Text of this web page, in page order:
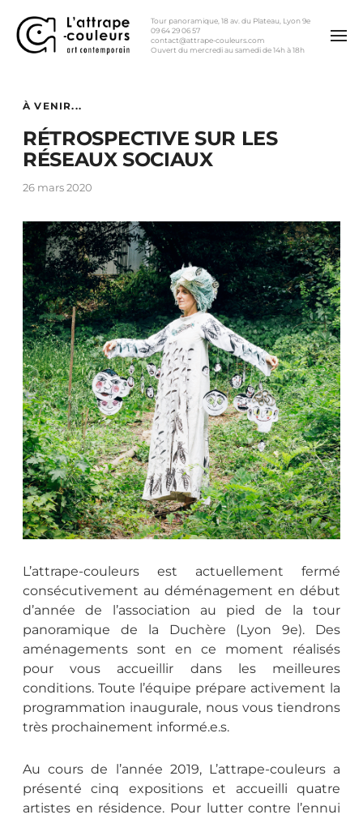
Tour panoramique, 18 av. du Plateau, Lyon 9e
09 64 29 06 57
contact@attrape-couleurs.com
Ouvert du mercredi au samedi de 14h à 18h
À VENIR...
RÉTROSPECTIVE SUR LES
RÉSEAUX SOCIAUX
26 mars 2020
L’attrape-couleurs est actuellement fermé
consécutivement au déménagement en début
d’année de l’association au pied de la tour
panoramique de la Duchère (Lyon 9e). Des
aménagements sont en ce moment réalisés
pour vous accueillir dans les meilleures
conditions. Toute l’équipe prépare activement la
programmation inaugurale, nous vous tiendrons
très prochainement informé.e.s.
Au cours de l’année 2019, L’attrape-couleurs a
présenté cinq expositions et accueilli quatre
artistes en résidence. Pour lutter contre l’ennui